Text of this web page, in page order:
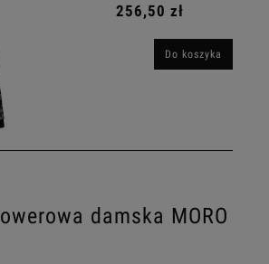
256,50 zł
Do koszyka
damska MORO